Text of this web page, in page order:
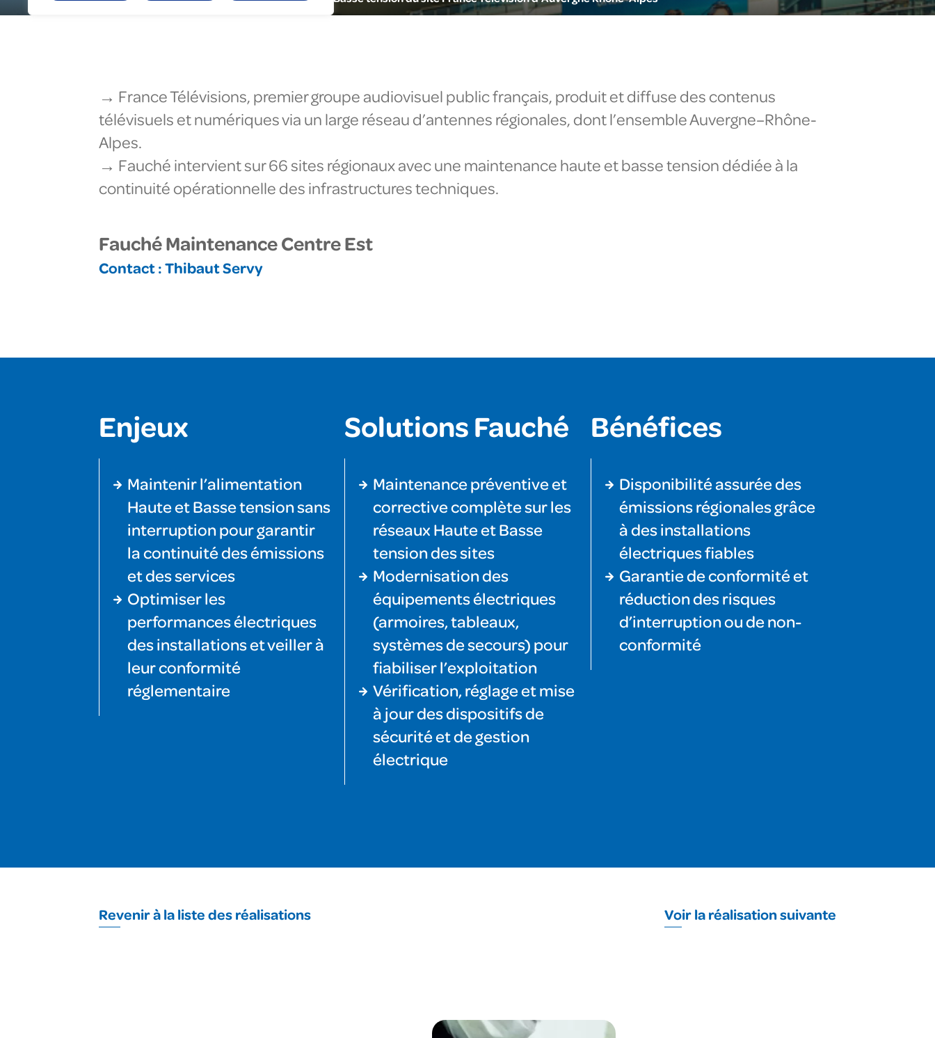
Génie climatique
Engagements RSE
→ France Télévisions, premier groupe audiovisuel public français, produit et diffuse des contenus
télévisuels et numériques via un large réseau d’antennes régionales, dont l’ensemble Auvergne–Rhône-
Alpes.
→ Fauché intervient sur 66 sites régionaux avec une maintenance haute et basse tension dédiée à la
continuité opérationnelle des infrastructures techniques.
Fauché Maintenance Centre Est
Contact :Thibaut Servy
Enjeux
Maintenir l’alimentation
Haute et Basse tension sans
interruption pour garantir
la continuité des émissions
et des services
Optimiser les
performances électriques
des installations et veiller à
leur conformité
réglementaire
Solutions Fauché
Maintenance préventive et
corrective complète sur les
réseaux Haute et Basse
tension des sites
Modernisation des
équipements électriques
(armoires, tableaux,
systèmes de secours) pour
fiabiliser l’exploitation
Vérification, réglage et mise
à jour des dispositifs de
sécurité et de gestion
électrique
Bénéfices
Disponibilité assurée des
émissions régionales grâce
à des installations
électriques fiables
Garantie de conformité et
réduction des risques
d’interruption ou de non-
conformité
Revenir à la liste des réalisations Voir la réalisation suivante